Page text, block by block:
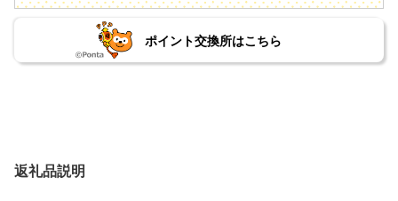
ポイント交換所はこちら
返礼品説明